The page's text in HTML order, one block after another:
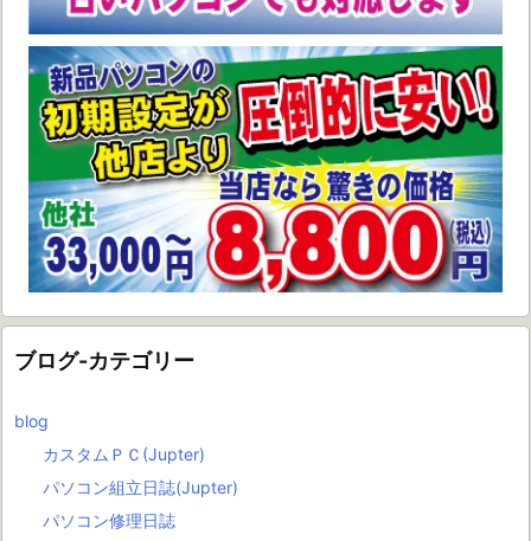
ブログ-カテゴリー
blog
カスタムＰＣ(Jupter)
パソコン組立日誌(Jupter)
パソコン修理日誌